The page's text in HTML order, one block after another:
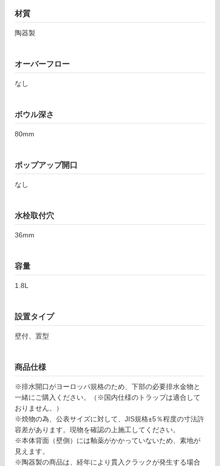
タ
ル
床・
屋
外
床・
浴
室
床・
駐
材質
陶器製
オーバーフロー
なし
ボウル深さ
80mm
ポップアップ開口
なし
水栓取付穴
36mm
容量
1.8L
設置タイプ
壁付、置型
商品仕様
※排水開口がヨーロッパ規格のため、下部の必要排水金物と
一緒にご購入ください。（※国内仕様のトラップは適合して
おりません。）
※焼物の為、公表サイズに対して、JIS規格±5％程度の寸法許
容差があります。現物を確認の上施工してください。
※本体背面（壁側）には釉薬がかかっていないため、素地が
見えます。
※陶器製の商品は、経年により貫入クラックが発生する場合